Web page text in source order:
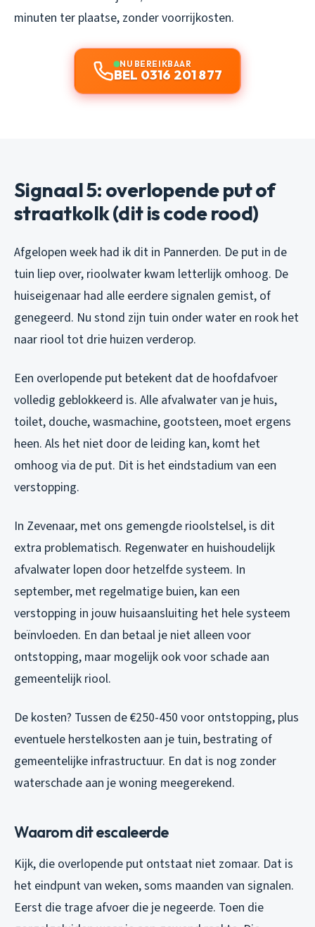
minuten ter plaatse, zonder voorrijkosten.
NU BEREIKBAAR
BEL 0316 201 877
Signaal 5: overlopende put of
straatkolk (dit is code rood)
Afgelopen week had ik dit in Pannerden. De put in de
tuin liep over, rioolwater kwam letterlijk omhoog. De
huiseigenaar had alle eerdere signalen gemist, of
genegeerd. Nu stond zijn tuin onder water en rook het
naar riool tot drie huizen verderop.
Een overlopende put betekent dat de hoofdafvoer
volledig geblokkeerd is. Alle afvalwater van je huis,
toilet, douche, wasmachine, gootsteen, moet ergens
heen. Als het niet door de leiding kan, komt het
omhoog via de put. Dit is het eindstadium van een
verstopping.
In Zevenaar, met ons gemengde rioolstelsel, is dit
extra problematisch. Regenwater en huishoudelijk
afvalwater lopen door hetzelfde systeem. In
september, met regelmatige buien, kan een
verstopping in jouw huisaansluiting het hele systeem
beïnvloeden. En dan betaal je niet alleen voor
ontstopping, maar mogelijk ook voor schade aan
gemeentelijk riool.
De kosten? Tussen de €250-450 voor ontstopping, plus
eventuele herstelkosten aan je tuin, bestrating of
gemeentelijke infrastructuur. En dat is nog zonder
waterschade aan je woning meegerekend.
Waarom dit escaleerde
Kijk, die overlopende put ontstaat niet zomaar. Dat is
het eindpunt van weken, soms maanden van signalen.
Eerst die trage afvoer die je negeerde. Toen die